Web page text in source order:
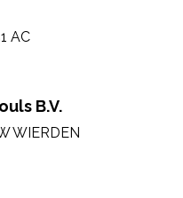
AC
B.V.
WIERDEN